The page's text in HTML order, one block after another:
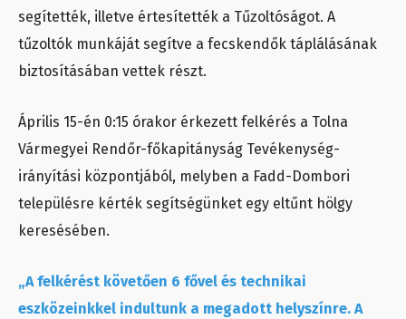
segítették, illetve értesítették a Tűzoltóságot. A
tűzoltók munkáját segítve a fecskendők táplálásának
biztosításában vettek részt.
Április 15-én 0:15 órakor érkezett felkérés a Tolna
Vármegyei Rendőr-főkapitányság Tevékenység-
irányítási központjából, melyben a Fadd-Dombori
településre kérték segítségünket egy eltűnt hölgy
keresésében.
„A felkérést követően 6 fővel és technikai
eszközeinkkel indultunk a megadott helyszínre. A